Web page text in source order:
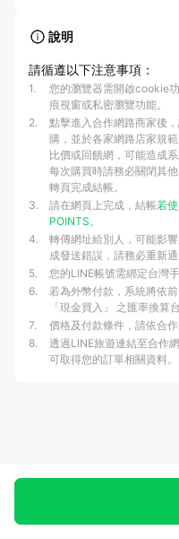
說明
請循遵以下注意事項：
1.
您的瀏覽器需開啟cookie
痕視窗或私密瀏覽功能。
2.
點擊進入合作網路商家後
購，並於各家網路店家規
比價或回饋網，可能造成
每次購買時請務必關閉其
轉頁完成結帳。
3. 請在網頁上完成，結帳若
POINTS。
4.
轉傳網址給別人，可能影
成發送錯誤，請務必重新通
5.
您的LINE帳號需綁定台灣手
6.
若為外幣付款，系統將依
「現金買入」 之匯率換算
7.
價格及付款條件，請依合作
8.
透過LINE旅遊連結至合作
可取得您的訂單相關資料。